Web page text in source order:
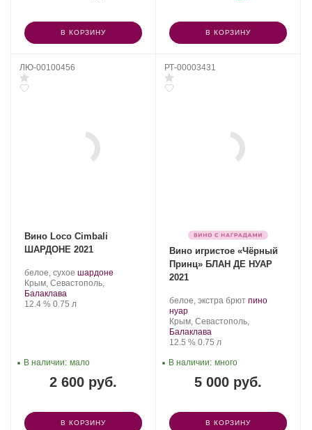
В КОРЗИНУ В КОРЗИНУ
ЛЮ-00100456
Вино Loco Cimbali
ШАРДОНЕ 2021
Производитель:
Loco
Cimbali
Winery.
белое, сухое .
Сорт
шардоне
Регион:
Крым, Севастополь,
Балаклава
Крепость
12.4 %. Объем
0.75 л
2 600 руб.
В наличии: мало
В КОРЗИНУ
РТ-00003431
Вино игристое «Чёрный
Принц» БЛАН ДЕ НУАР
2021
Производитель:
Золотая
Балка.
белое, экстра брют .пино
нуар.
Регион:
Крым, Севастополь,
Балаклава
Крепость
12.5 %. Объем
0.75 л
5 000 руб.
В наличии: много
В КОРЗИНУ